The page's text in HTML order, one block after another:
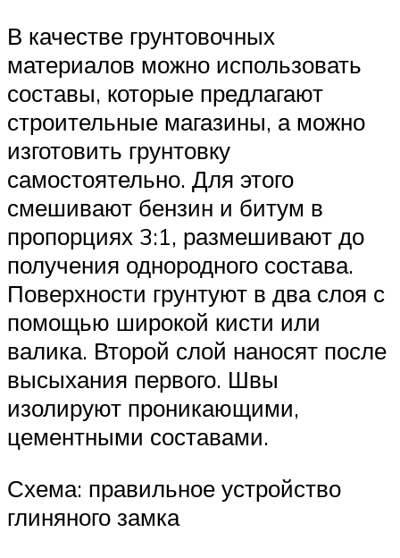
В качестве грунтовочных
материалов можно использовать
составы, которые предлагают
строительные магазины, а можно
изготовить грунтовку
самостоятельно. Для этого
смешивают бензин и битум в
пропорциях 3:1, размешивают до
получения однородного состава.
Поверхности грунтуют в два слоя с
помощью широкой кисти или
валика. Второй слой наносят после
высыхания первого. Швы
изолируют проникающими,
цементными составами.
Схема: правильное устройство
глиняного замка